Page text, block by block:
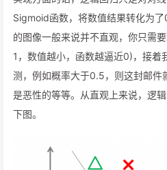
Sigmoid函数，将数值结果转化为
的图像一般来说并不直观，你只需
1，数值越小，函数越逼近0)，接着
测，例如概率大于0.5，则这封邮件
是恶性的等等。从直观上来说，逻
下图。